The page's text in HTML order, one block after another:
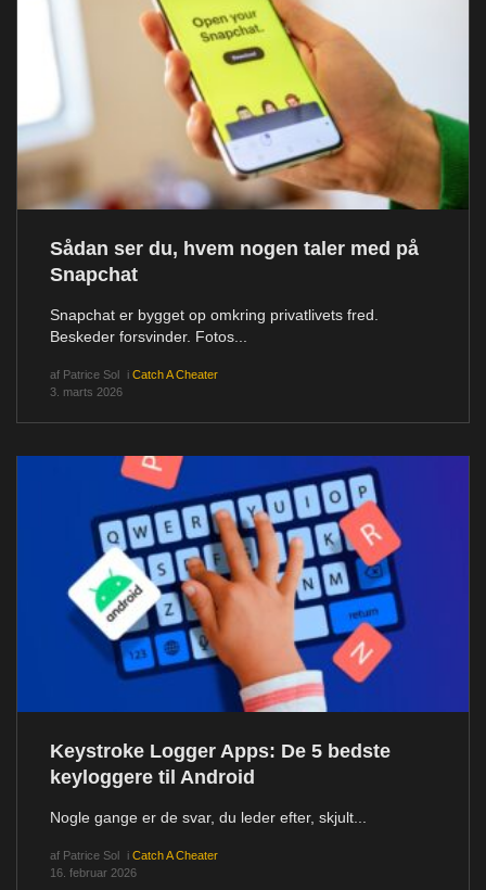
Sådan ser du, hvem nogen taler med på
Snapchat
Snapchat er bygget op omkring privatlivets fred.
Beskeder forsvinder. Fotos...
af Patrice Sol i Catch A Cheater
3. marts 2026
Keystroke Logger Apps: De 5 bedste
keyloggere til Android
Nogle gange er de svar, du leder efter, skjult...
af Patrice Sol i Catch A Cheater
16. februar 2026